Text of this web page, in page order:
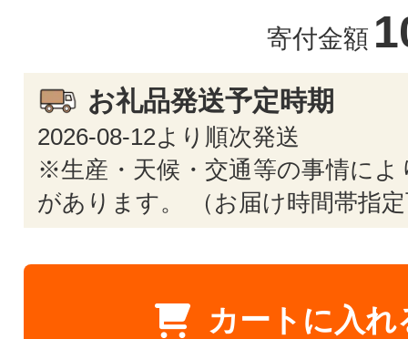
寄付金額
お礼品発送予定時期
2026-08-12より順次発送
※生産・天候・交通等の事情によ
があります。 （お届け時間帯指
カートに入れ